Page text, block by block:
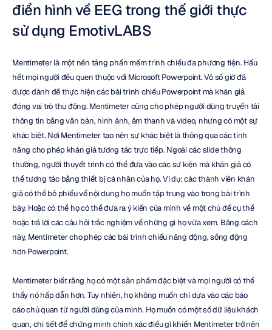
điển hình về EEG trong thế giới thực
sử dụng EmotivLABS
Mentimeter là một nền tảng phần mềm trình chiếu đa phương tiện. Hầu
hết mọi người đều quen thuộc với Microsoft Powerpoint. Vô số giờ đã
được dành để thực hiện các bài trình chiếu Powerpoint mà khán giả
đóng vai trò thụ động. Mentimeter cũng cho phép người dùng truyền tải
thông tin bằng văn bản, hình ảnh, âm thanh và video, nhưng có một sự
khác biệt. Nơi Mentimeter tạo nên sự khác biệt là thông qua các tính
năng cho phép khán giả tương tác trực tiếp. Ngoài các slide thông
thường, người thuyết trình có thể đưa vào các sự kiện mà khán giả có
thể tương tác bằng thiết bị cá nhân của họ. Ví dụ: các thành viên khán
giả có thể bỏ phiếu về nội dung họ muốn tập trung vào trong bài trình
bày. Hoặc có thể họ có thể đưa ra ý kiến của mình về một chủ đề cụ thể
hoặc trả lời các câu hỏi trắc nghiệm về những gì họ vừa xem. Bằng cách
này, Mentimeter cho phép các bài trình chiếu năng động, sống động
hơn Powerpoint.
Mentimeter biết rằng họ có một sản phẩm đặc biệt và mọi người có thể
thấy nó hấp dẫn hơn. Tuy nhiên, họ không muốn chỉ dựa vào các báo
cáo chủ quan từ người dùng của mình. Họ muốn có một số dữ liệu khách
quan, chi tiết để chứng minh chính xác điều gì khiến Mentimeter trở nên